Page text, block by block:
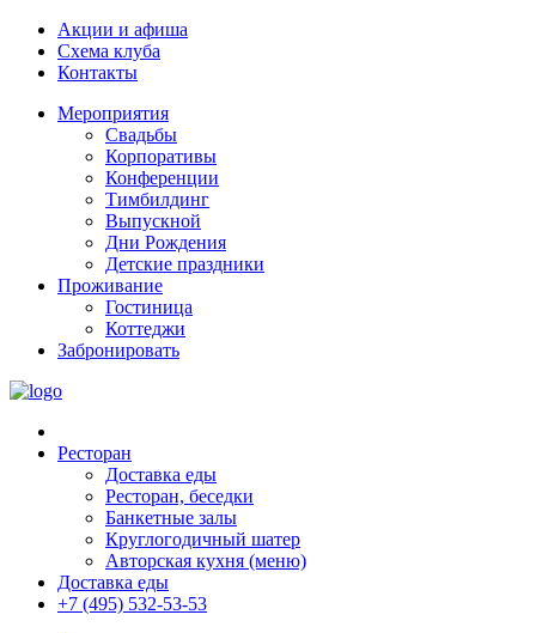
Акции и афиша
Схема клуба
Контакты
Мероприятия
Свадьбы
Корпоративы
Конференции
Тимбилдинг
Выпускной
Дни Рождения
Детские праздники
Проживание
Гостиница
Коттеджи
Забронировать
Ресторан
Доставка еды
Ресторан, беседки
Банкетные залы
Круглогодичный шатер
Авторская кухня (меню)
Доставка еды
+7 (495) 532-53-53